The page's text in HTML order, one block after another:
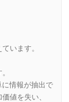
います。
情報が抽出で
値を失い、